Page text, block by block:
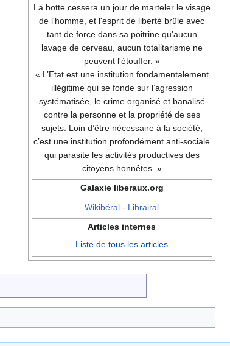
La botte cessera un jour de marteler le visage
de l'homme, et l'esprit de liberté brûle avec
tant de force dans sa poitrine qu'aucun
lavage de cerveau, aucun totalitarisme ne
peuvent l'étouffer. »
« L’Etat est une institution fondamentalement
illégitime qui se fonde sur l’agression
systématisée, le crime organisé et banalisé
contre la personne et la propriété de ses
sujets. Loin d’être nécessaire à la société,
c’est une institution profondément anti-sociale
qui parasite les activités productives des
citoyens honnêtes. »
Galaxie liberaux.org
Wikibéral - Librairal
Articles internes
Liste de tous les articles